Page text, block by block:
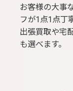
お客様の大事
フが1点1点丁
出張買取や宅
も選べます。